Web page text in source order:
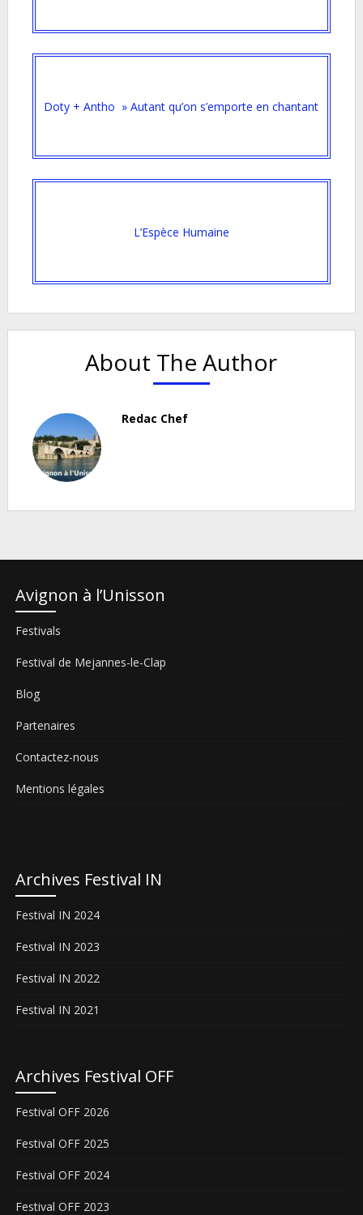
Doty + Antho » Autant qu’on s’emporte en chantant
L’Espèce Humaine
About The Author
Redac Chef
Avignon à l’Unisson
Festivals
Festival de Mejannes-le-Clap
Blog
Partenaires
Contactez-nous
Mentions légales
Archives Festival IN
Festival IN 2024
Festival IN 2023
Festival IN 2022
Festival IN 2021
Archives Festival OFF
Festival OFF 2026
Festival OFF 2025
Festival OFF 2024
Festival OFF 2023